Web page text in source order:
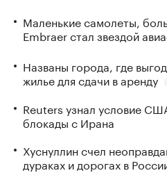
Маленькие самолеты,
Embraer стал звездой
Названы города, где
жилье для сдачи в аренду
Reuters узнал условие
блокады с Ирана
Хуснуллин счел
дураках и дорогах в